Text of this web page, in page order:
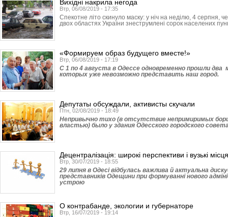
Вихідні накрила негода
Втр, 06/08/2019 - 17:35
Спекотне літо скинуло маску: у ніч на неділю, 4 серпня,
двох областях України знеструмлені сорок населених
«Формируем образ будущего вместе!»
Втр, 06/08/2019 - 17:19
С 1 по 4 августа в Одессе одновременно прошли
которых уже невозможно представить наш город.
Депутаты обсуждали, активисты скучали
Птн, 02/08/2019 - 18:49
Непривычно тихо (в отсутствие непримиримых
властью) было у здания Одесского городского
Децентралізація: широкі перспективи і вузькі місця
Втр, 30/07/2019 - 18:55
29 липня в Одесі відбулась важлива й актуальна
представників Одещини при формуванні нового
устрою
О контрабанде, экологии и губернаторе
Втр, 16/07/2019 - 19:14